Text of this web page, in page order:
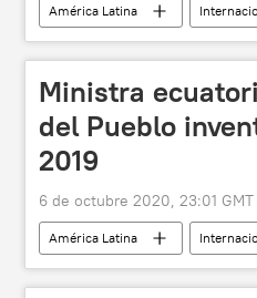
América Latina
Ministra
del Pueblo
2019
6 de octubre 2020, 23:01 GMT
América Latina
noticias